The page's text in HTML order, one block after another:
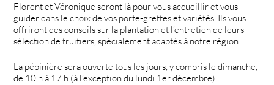
Florent et Véronique seront là pour vous accueillir et vous
guider dans le choix de vos porte-greffes et variétés. Ils vous
offriront des conseils sur la plantation et l’entretien de leurs
sélection de fruitiers, spécialement adaptés à notre région.
La pépinière sera ouverte tous les jours, y compris le dimanche,
de 10 h à 17 h (à l’exception du lundi 1er décembre).